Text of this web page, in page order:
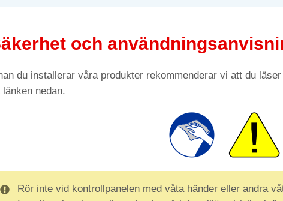
och
du installerar våra produkter rekommenderar vi att du
länken nedan.
Rör inte vid kontrollpanelen med våta händer eller andra